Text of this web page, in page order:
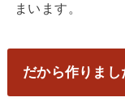
まいます。
だから作りまし